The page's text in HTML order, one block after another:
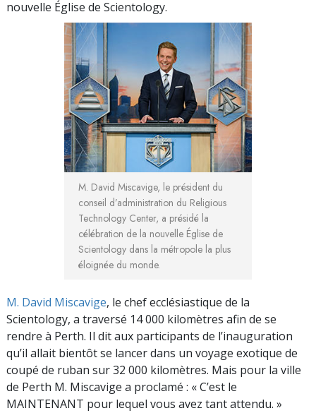
nouvelle Église de Scientology.
M. David Miscavige, le président du
conseil d’administration du Religious
Technology Center, a présidé la
célébration de la nouvelle Église de
Scientology dans la métropole la plus
éloignée du monde.
M. David Miscavige, le chef ecclésiastique de la
Scientology, a traversé 14 000 kilomètres afin de se
rendre à Perth. Il dit aux participants de l’inauguration
qu’il allait bientôt se lancer dans un voyage exotique de
coupé de ruban sur 32 000 kilomètres. Mais pour la ville
de Perth M. Miscavige a proclamé : « C’est le
MAINTENANT pour lequel vous avez tant attendu. »